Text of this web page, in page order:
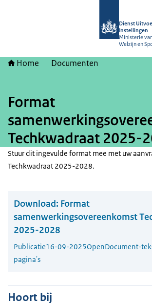
Dienst
Instellingen
Ministerie
Welzijn en
Home Documenten
Format
Techkwadraat 2025-
Stuur dit ingevulde format mee met uw
Techkwadraat 2025-2028.
Download: Format
samenwerkingsovereenkomst
2025-2028
Publicatie16-09-2025OpenDocument-
pagina's
Hoort bij